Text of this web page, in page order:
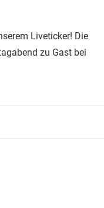
Liveticker! Die
zu Gast bei